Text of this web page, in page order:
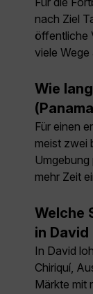
nach Ziel
öffentliche
viele Wege
Wie
Für einen
meist zwei
mehr Zeit
Welche
in David
In David
Chiriquí,
Märkte mit